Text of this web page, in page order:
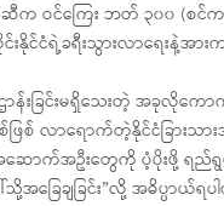
ေဆီက ဝင်ကြေး ဘတ် ၃၀၀ (
ငံရဲ့ခရီးသွားလာရေးနဲ့အား
န်းခြင်းမရှိသေးတဲ့ အခုလိုက
စ်ဖြစ် လာရောက်တဲ့နိုင်ငံခြား
အဆောက်အဦးတွေကို ပံ့ပိုးဖို့ ရည်
အခြေချခြင်း”လို့ အဓိပ္ပာယ်ရ